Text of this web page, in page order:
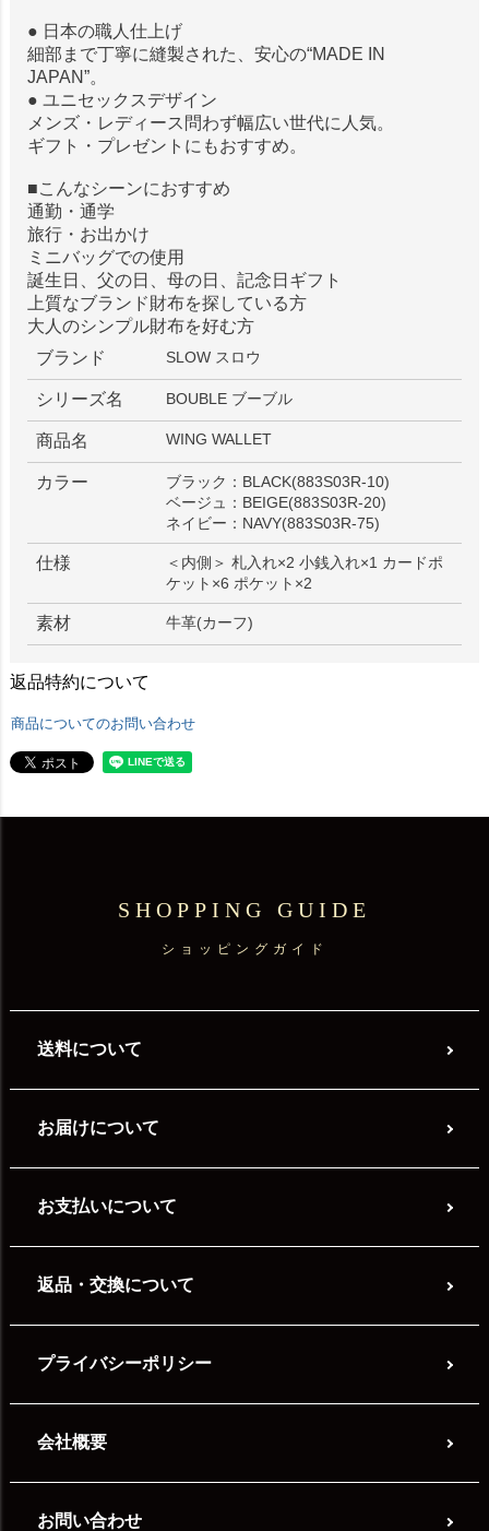
● 日本の職人仕上げ
細部まで丁寧に縫製された、安心の“MADE IN
JAPAN”。
● ユニセックスデザイン
メンズ・レディース問わず幅広い世代に人気。
ギフト・プレゼントにもおすすめ。
■こんなシーンにおすすめ
通勤・通学
旅行・お出かけ
ミニバッグでの使用
誕生日、父の日、母の日、記念日ギフト
上質なブランド財布を探している方
大人のシンプル財布を好む方
ブランド
SLOW スロウ
シリーズ名 BOUBLE ブーブル
商品名 WING WALLET
カラー
ブラック：BLACK(883S03R-10)
ベージュ：BEIGE(883S03R-20)
ネイビー：NAVY(883S03R-75)
仕様
＜内側＞ 札入れ×2 小銭入れ×1 カードポ
ケット×6 ポケット×2
素材 牛革(カーフ)
返品特約について
商品についてのお問い合わせ
SHOPPING GUIDE
ショッピングガイド
送料について
お届けについて
お支払いについて
返品・交換について
プライバシーポリシー
会社概要
お問い合わせ